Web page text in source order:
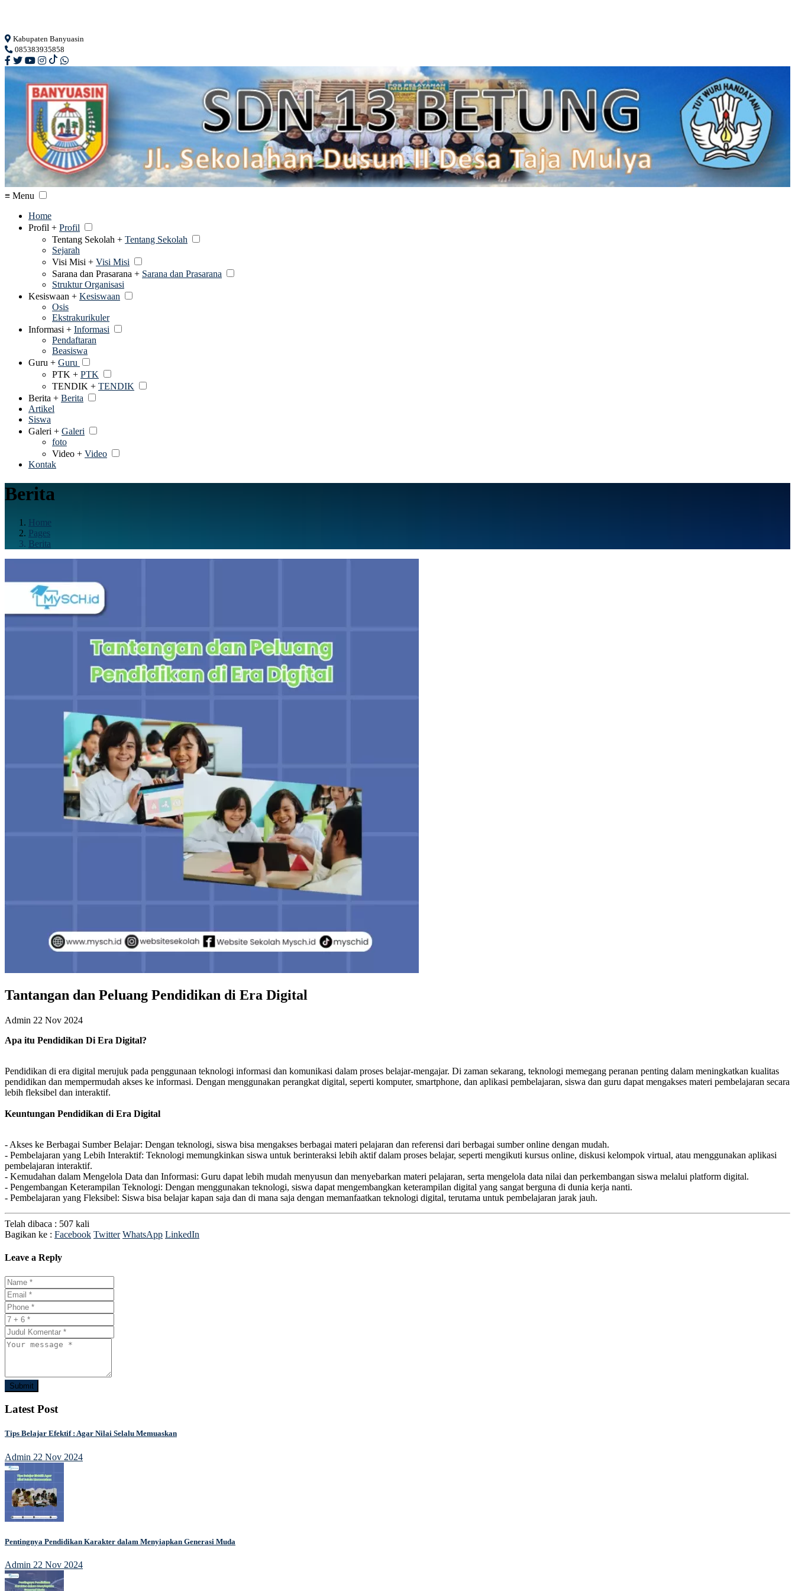
Kabupaten Banyuasin
085383935858
≡ Menu
Home
Profil + Profil
Tentang Sekolah + Tentang Sekolah
Sejarah
Visi Misi + Visi Misi
Sarana dan Prasarana + Sarana dan Prasarana
Struktur Organisasi
Kesiswaan + Kesiswaan
Osis
Ekstrakurikuler
Informasi + Informasi
Pendaftaran
Beasiswa
Guru + Guru
PTK + PTK
TENDIK + TENDIK
Berita + Berita
Artikel
Siswa
Galeri + Galeri
foto
Video + Video
Kontak
Berita
Home
Pages
Berita
Tantangan dan Peluang Pendidikan di Era Digital
Admin 22 Nov 2024
Apa itu Pendidikan Di Era Digital?
Pendidikan di era digital merujuk pada penggunaan teknologi informasi dan komunikasi dalam proses belajar-mengajar. Di zaman sekarang, teknologi memegang peranan penting dalam meningkatkan kualitas
pendidikan dan mempermudah akses ke informasi. Dengan menggunakan perangkat digital, seperti komputer, smartphone, dan aplikasi pembelajaran, siswa dan guru dapat mengakses materi pembelajaran secara
lebih fleksibel dan interaktif.
Keuntungan Pendidikan di Era Digital
- Akses ke Berbagai Sumber Belajar: Dengan teknologi, siswa bisa mengakses berbagai materi pelajaran dan referensi dari berbagai sumber online dengan mudah.
- Pembelajaran yang Lebih Interaktif: Teknologi memungkinkan siswa untuk berinteraksi lebih aktif dalam proses belajar, seperti mengikuti kursus online, diskusi kelompok virtual, atau menggunakan aplikasi
pembelajaran interaktif.
- Kemudahan dalam Mengelola Data dan Informasi: Guru dapat lebih mudah menyusun dan menyebarkan materi pelajaran, serta mengelola data nilai dan perkembangan siswa melalui platform digital.
- Pengembangan Keterampilan Teknologi: Dengan menggunakan teknologi, siswa dapat mengembangkan keterampilan digital yang sangat berguna di dunia kerja nanti.
- Pembelajaran yang Fleksibel: Siswa bisa belajar kapan saja dan di mana saja dengan memanfaatkan teknologi digital, terutama untuk pembelajaran jarak jauh.
Telah dibaca : 507 kali
Bagikan ke : Facebook Twitter WhatsApp LinkedIn
Leave a Reply
Submit
Latest Post
Tips Belajar Efektif : Agar Nilai Selalu Memuaskan
Admin 22 Nov 2024
Pentingnya Pendidikan Karakter dalam Menyiapkan Generasi Muda
Admin 22 Nov 2024